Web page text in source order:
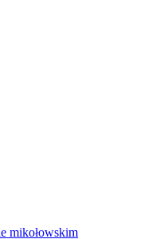
mikołowskim